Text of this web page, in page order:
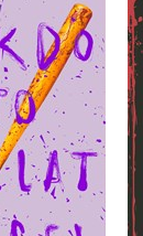
musel
Třeštíková